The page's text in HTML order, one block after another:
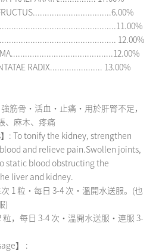
12.00%
RADIX...................... 13.00%
筋骨・活血・止痛・用於肝腎不足，
、麻木、疼痛
: To tonify the kidney, strengthen
and relieve pain.Swollen joints,
static blood obstructing the
liver and kidney.
1 粒・每日 3-4 次・溫開水送服。(也
)
3-4 次・溫開水送服・連服 3-
】 :